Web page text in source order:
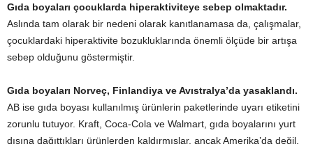
Gıda boyaları çocuklarda hiperaktiviteye sebep olmaktadır.
Aslında tam olarak bir nedeni olarak kanıtlanamasa da, çalışmalar,
çocuklardaki hiperaktivite bozukluklarında önemli ölçüde bir artışa
sebep olduğunu göstermiştir.
Gıda boyaları Norveç, Finlandiya ve Avıstralya’da yasaklandı.
AB ise gıda boyası kullanılmış ürünlerin paketlerinde uyarı etiketini
zorunlu tutuyor. Kraft, Coca-Cola ve Walmart, gıda boyalarını yurt
dışına dağıttıkları ürünlerden kaldırmışlar, ancak Amerika’da değil.